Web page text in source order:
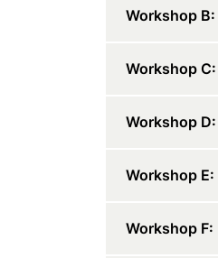
Workshop
Workshop
Workshop
Workshop
Workshop